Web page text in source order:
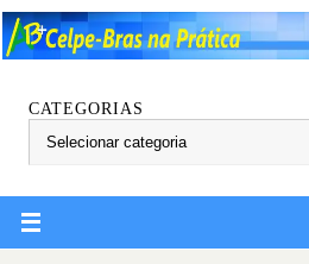
CATEGORIAS